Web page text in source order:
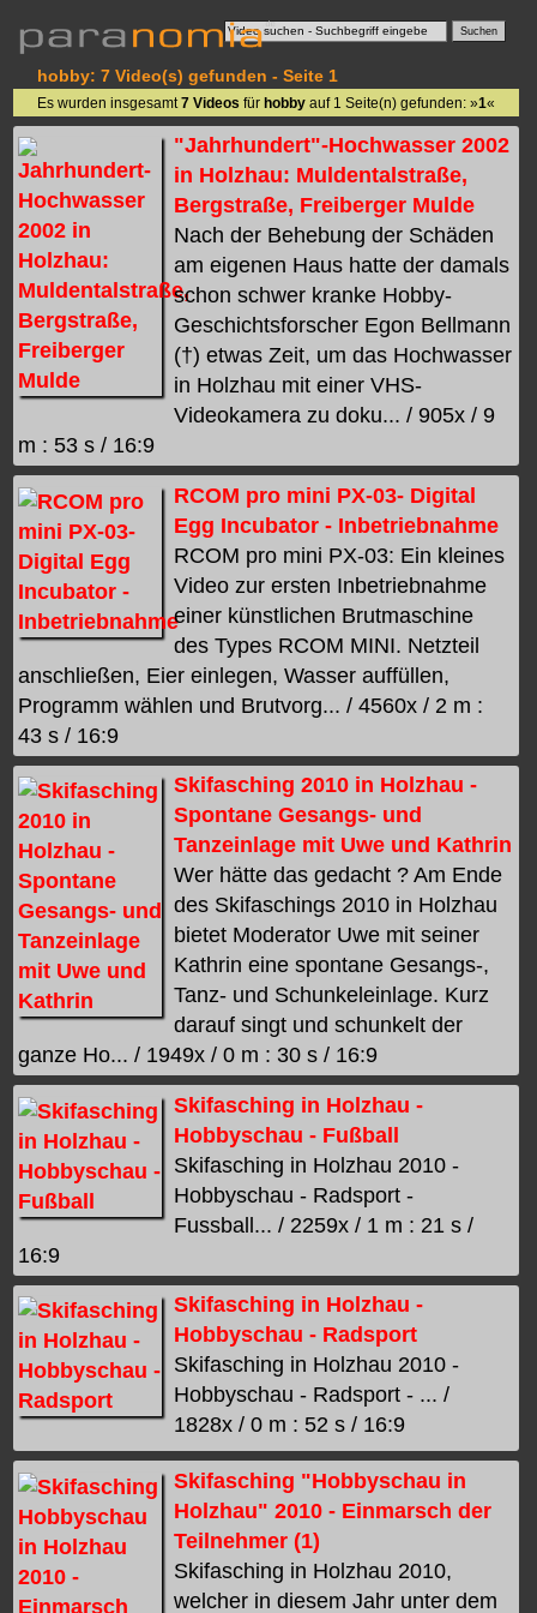
hobby: 7 Video(s) gefunden - Seite 1
Es wurden insgesamt 7 Videos für hobbyauf 1 Seite(n) gefunden: »1«
"Jahrhundert"-Hochwasser 2002
in Holzhau: Muldentalstraße,
Bergstraße, Freiberger Mulde
Nach der Behebung der Schäden
am eigenen Haus hatte der damals
schon schwer kranke Hobby-
Geschichtsforscher Egon Bellmann
(†) etwas Zeit, um das Hochwasser
in Holzhau mit einer VHS-
Videokamera zu doku... / 905x / 9
m : 53 s / 16:9
RCOM pro mini PX-03- Digital
Egg Incubator - Inbetriebnahme
RCOM pro mini PX-03: Ein kleines
Video zur ersten Inbetriebnahme
einer künstlichen Brutmaschine
des Types RCOM MINI. Netzteil
anschließen, Eier einlegen, Wasser auffüllen,
Programm wählen und Brutvorg... / 4560x / 2 m :
43 s / 16:9
Skifasching 2010 in Holzhau -
Spontane Gesangs- und
Tanzeinlage mit Uwe und Kathrin
Wer hätte das gedacht ? Am Ende
des Skifaschings 2010 in Holzhau
bietet Moderator Uwe mit seiner
Kathrin eine spontane Gesangs-,
Tanz- und Schunkeleinlage. Kurz
darauf singt und schunkelt der
ganze Ho... / 1949x / 0 m : 30 s / 16:9
Skifasching in Holzhau -
Hobbyschau - Fußball
Skifasching in Holzhau 2010 -
Hobbyschau - Radsport -
Fussball... / 2259x / 1 m : 21 s /
16:9
Skifasching in Holzhau -
Hobbyschau - Radsport
Skifasching in Holzhau 2010 -
Hobbyschau - Radsport - ... /
1828x / 0 m : 52 s / 16:9
Skifasching "Hobbyschau in
Holzhau" 2010 - Einmarsch der
Teilnehmer (1)
Skifasching in Holzhau 2010,
welcher in diesem Jahr unter dem